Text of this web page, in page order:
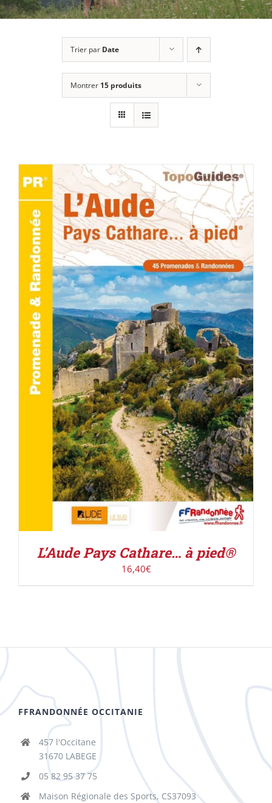
Trier par Date
Montrer 15 produits
AJOUTER AU PANIER / DÉTAILS
L’Aude Pays Cathare… à pied®
16,40€
FFRANDONNÉE OCCITANIE
457 l'Occitane
31670 LABEGE
05 82 95 37 75
Maison Régionale des Sports, CS37093